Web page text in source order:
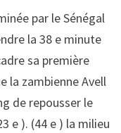
par le Sénégal
la 38 e minute
sa première
la zambienne Avell
de repousser le
e ). (44 e ) la milieu